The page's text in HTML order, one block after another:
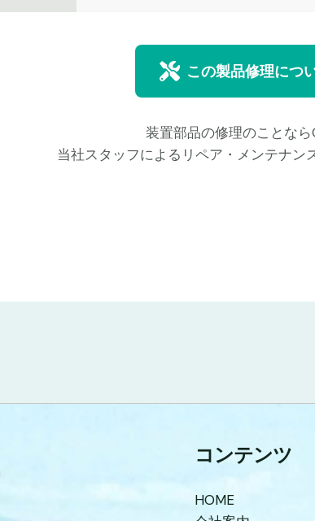
この製品修理につ
装置部品の修理のことなら
当社スタッフによるリペア・メンテナン
コンテンツ
HOME